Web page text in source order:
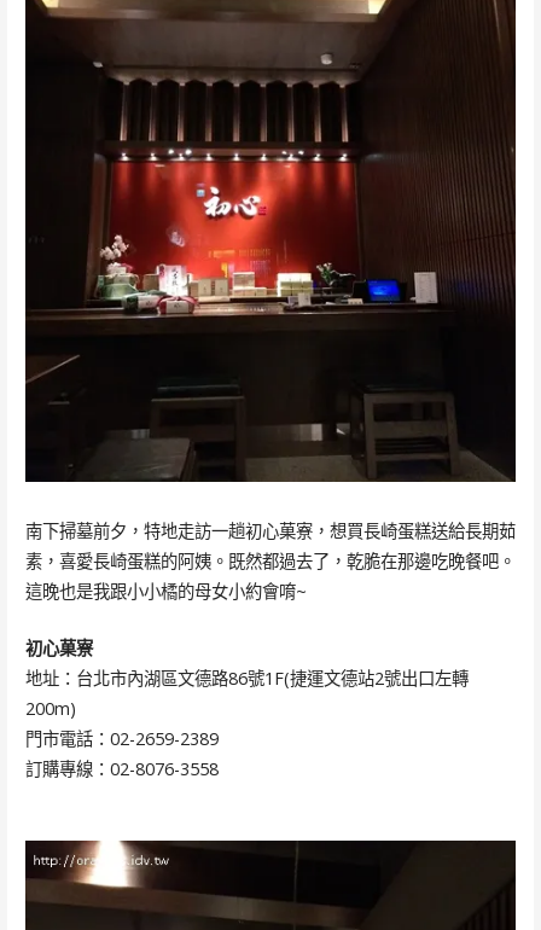
南下掃墓前夕，特地走訪一趟初心菓寮，想買長崎蛋糕送給長期茹
素，喜愛長崎蛋糕的阿姨。既然都過去了，乾脆在那邊吃晚餐吧。
這晚也是我跟小小橘的母女小約會唷~
初心菓寮
地址：台北市內湖區文德路86號1F(捷運文德站2號出口左轉
200m)
門市電話：02-2659-2389
訂購專線：02-8076-3558